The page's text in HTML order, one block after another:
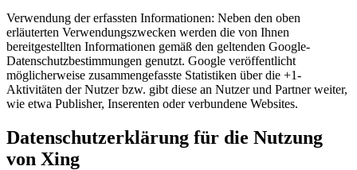
Verwendung der erfassten Informationen: Neben den oben
erläuterten Verwendungszwecken werden die von Ihnen
bereitgestellten Informationen gemäß den geltenden Google-
Datenschutzbestimmungen genutzt. Google veröffentlicht
möglicherweise zusammengefasste Statistiken über die +1-
Aktivitäten der Nutzer bzw. gibt diese an Nutzer und Partner weiter,
wie etwa Publisher, Inserenten oder verbundene Websites.
Datenschutzerklärung für die Nutzung
von Xing